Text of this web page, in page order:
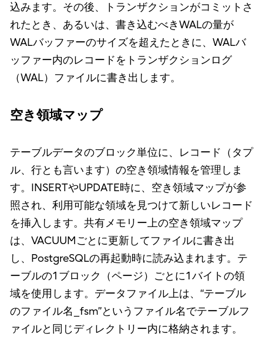
込みます。その後、トランザクションがコミットさ
れたとき、あるいは、書き込むべきWALの量が
WALバッファーのサイズを超えたときに、WALバ
ッファー内のレコードをトランザクションログ
（WAL）ファイルに書き出します。
空き領域マップ
テーブルデータのブロック単位に、レコード（タプ
ル、行とも言います）の空き領域情報を管理しま
す。INSERTやUPDATE時に、空き領域マップが参
照され、利用可能な領域を見つけて新しいレコード
を挿入します。共有メモリー上の空き領域マップ
は、VACUUMごとに更新してファイルに書き出
し、PostgreSQLの再起動時に読み込まれます。テ
ーブルの1ブロック（ページ）ごとに1バイトの領
域を使用します。データファイル上は、“テーブル
のファイル名_fsm”というファイル名でテーブルフ
ァイルと同じディレクトリー内に格納されます。